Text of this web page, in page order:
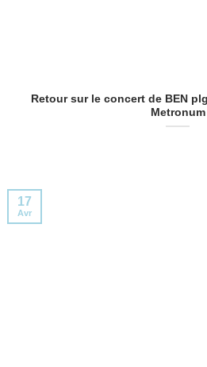
Retour sur le concert de BEN
Metronum
17
Avr